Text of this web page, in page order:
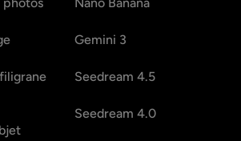
Gemini 3
Seedream 4.5
Seedream 4.0